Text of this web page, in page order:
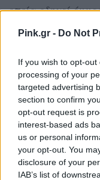
Pink.gr - Do Not
If you wish to opt-
processing of your
targeted advertising
section to confirm
opt-out request is
interest-based ads
us or personal
your opt-out. You
disclosure of your
IAB’s list of
οποία οδηγεί
παρακάμπτουμε
επιδίωξη της
μπορούμε να
ολότητας
προσωπικό νόημα
ευημερίας),
τρώγοντας
μαθαίνοντας